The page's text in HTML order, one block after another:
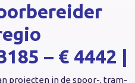
– € 4442 |
projecten in de spoor-, tram-